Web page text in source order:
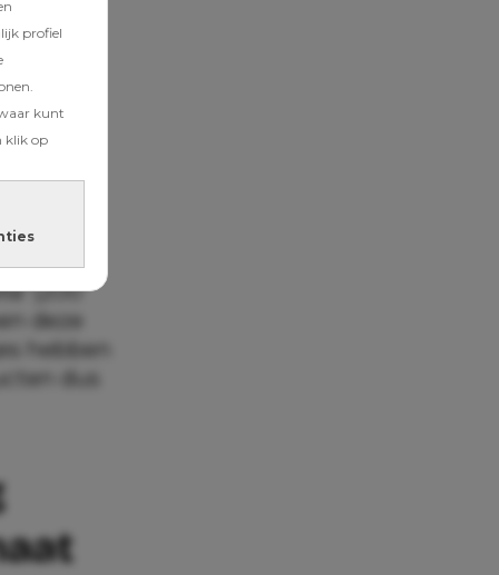
profiel
kunt
klik op
(200
deze
hebben
dus